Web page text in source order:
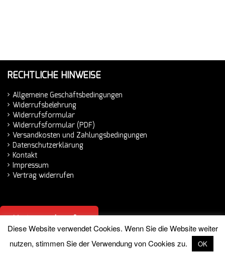
RECHTLICHE HINWEISE
Allgemeine Geschäftsbedingungen
Widerrufsbelehrung
Widerrufsformular
Widerrufsformular (PDF)
Versandkosten und Zahlungsbedingungen
Datenschutzerklärung
Kontakt
Impressum
Vertrag widerrufen
Vertrag widerrufen
© 2026 Hemminger Handelsvertretung
Diese Website verwendet Cookies. Wenn Sie die Website weiter
nutzen, stimmen Sie der Verwendung von Cookies zu.
OK